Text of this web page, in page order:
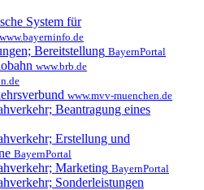
System für
www.bayerninfo.de
Bereitstellung BayernPortal
www.brb.de
www.mvv-muenchen.de
Beantragung eines
Erstellung und
BayernPortal
Marketing BayernPortal
Sonderleistungen